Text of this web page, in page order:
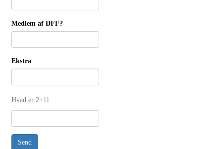
Medlem af DFF?
Ekstra
Hvad er 2+11
Send